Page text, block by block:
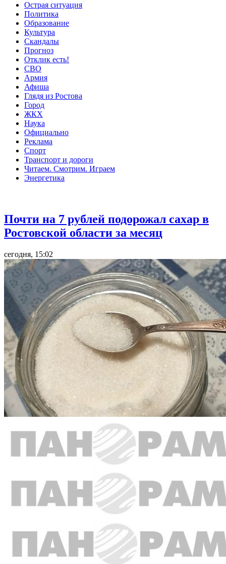
Острая ситуация
Политика
Образование
Культура
Скандалы
Прогноз
Отклик есть!
СВО
Армия
Афиша
Глядя из Ростова
Город
ЖКХ
Наука
Официально
Реклама
Спорт
Транспорт и дороги
Читаем. Смотрим. Играем
Энергетика
Почти на 7 рублей подорожал сахар в
Ростовской области за месяц
сегодня, 15:02